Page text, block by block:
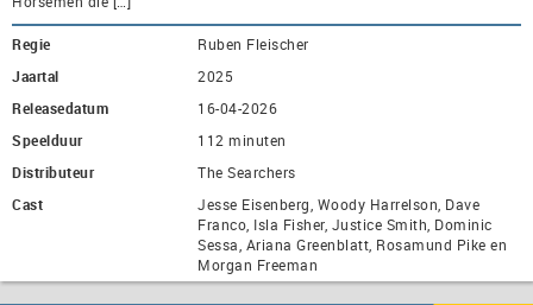
Regie
Ruben Fleischer
Jaartal
2025
Releasedatum
16-04-2026
Speelduur
112 minuten
Distributeur
The Searchers
Cast
Jesse Eisenberg, Woody Harrelson, Dave
Franco, Isla Fisher, Justice Smith, Dominic
Sessa, Ariana Greenblatt, Rosamund Pike en
Morgan Freeman